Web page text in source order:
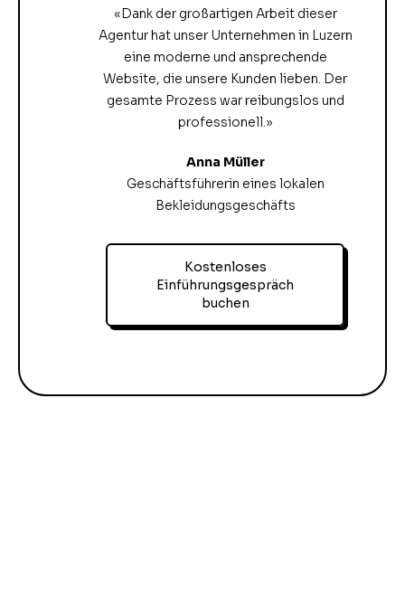
«Dank der großartigen Arbeit dieser
Agentur hat unser Unternehmen in Luzern
eine moderne und ansprechende
Website, die unsere Kunden lieben. Der
gesamte Prozess war reibungslos und
professionell.»
Anna Müller
Geschäftsführerin eines lokalen
Bekleidungsgeschäfts
Kostenloses
Einführungsgespräch
buchen